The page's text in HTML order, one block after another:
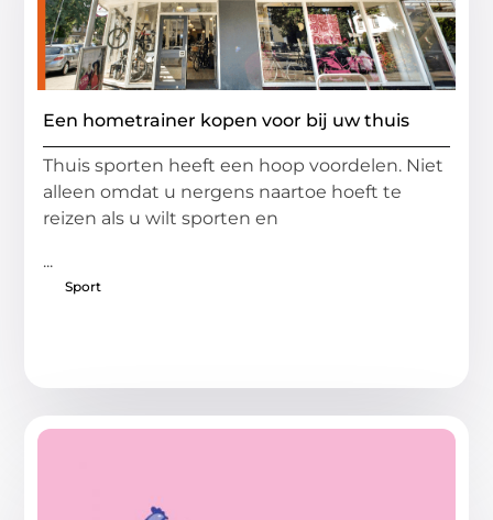
Een hometrainer kopen voor bij uw thuis
Thuis sporten heeft een hoop voordelen. Niet
alleen omdat u nergens naartoe hoeft te
reizen als u wilt sporten en
...
Sport